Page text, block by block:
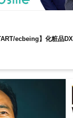
ecbeing】化粧品